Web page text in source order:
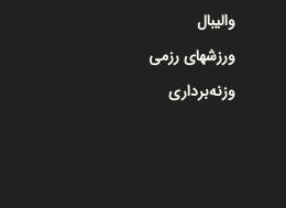
والیبال
ورزشهای رزمی
وزنه‌برداری